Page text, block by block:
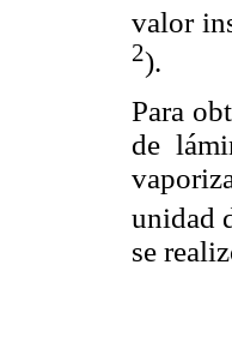
valor
2).
Para
de
unidad
se